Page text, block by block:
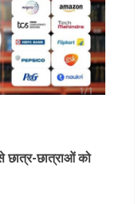
छात्र-छात्राओं को